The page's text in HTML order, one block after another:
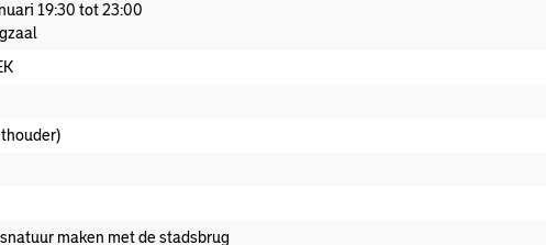
19:30 tot 23:00
maken met de stadsbrug